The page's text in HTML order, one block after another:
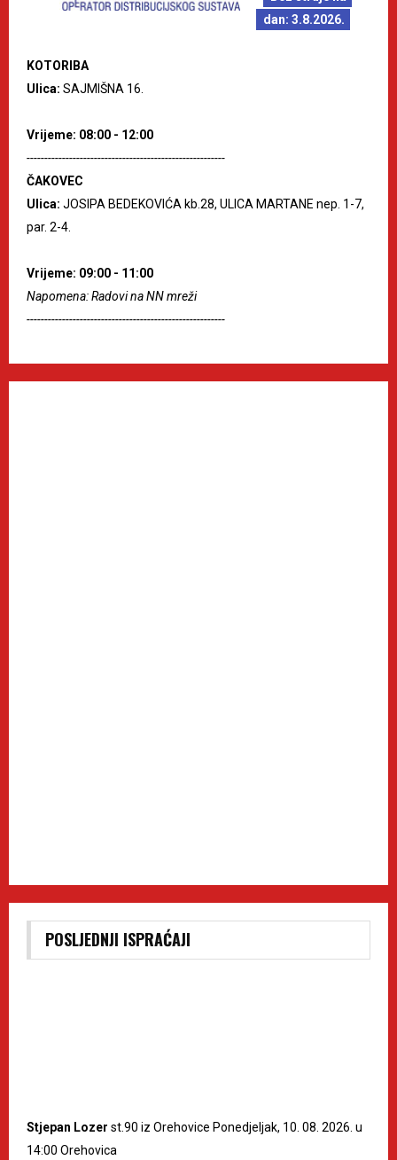
dan: 3.8.2026.
KOTORIBA
Ulica: SAJMIŠNA 16.
Vrijeme: 08:00 - 12:00
--------------------------------------------------------
ČAKOVEC
Ulica: JOSIPA BEDEKOVIĆA kb.28, ULICA MARTANE nep. 1-7,
par. 2-4.
Vrijeme: 09:00 - 11:00
Napomena: Radovi na NN mreži
--------------------------------------------------------
POSLJEDNJI ISPRAĆAJI
Stjepan Lozer st.90 iz Orehovice Ponedjeljak, 10. 08. 2026. u
14:00 Orehovica